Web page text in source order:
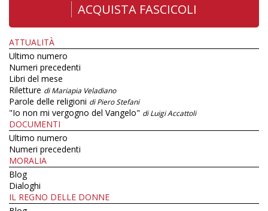
ACQUISTA FASCICOLI
ATTUALITÀ
Ultimo numero
Numeri precedenti
Libri del mese
Riletture di Mariapia Veladiano
Parole delle religioni di Piero Stefani
"Io non mi vergogno del Vangelo" di Luigi Accattoli
DOCUMENTI
Ultimo numero
Numeri precedenti
MORALIA
Blog
Dialoghi
IL REGNO DELLE DONNE